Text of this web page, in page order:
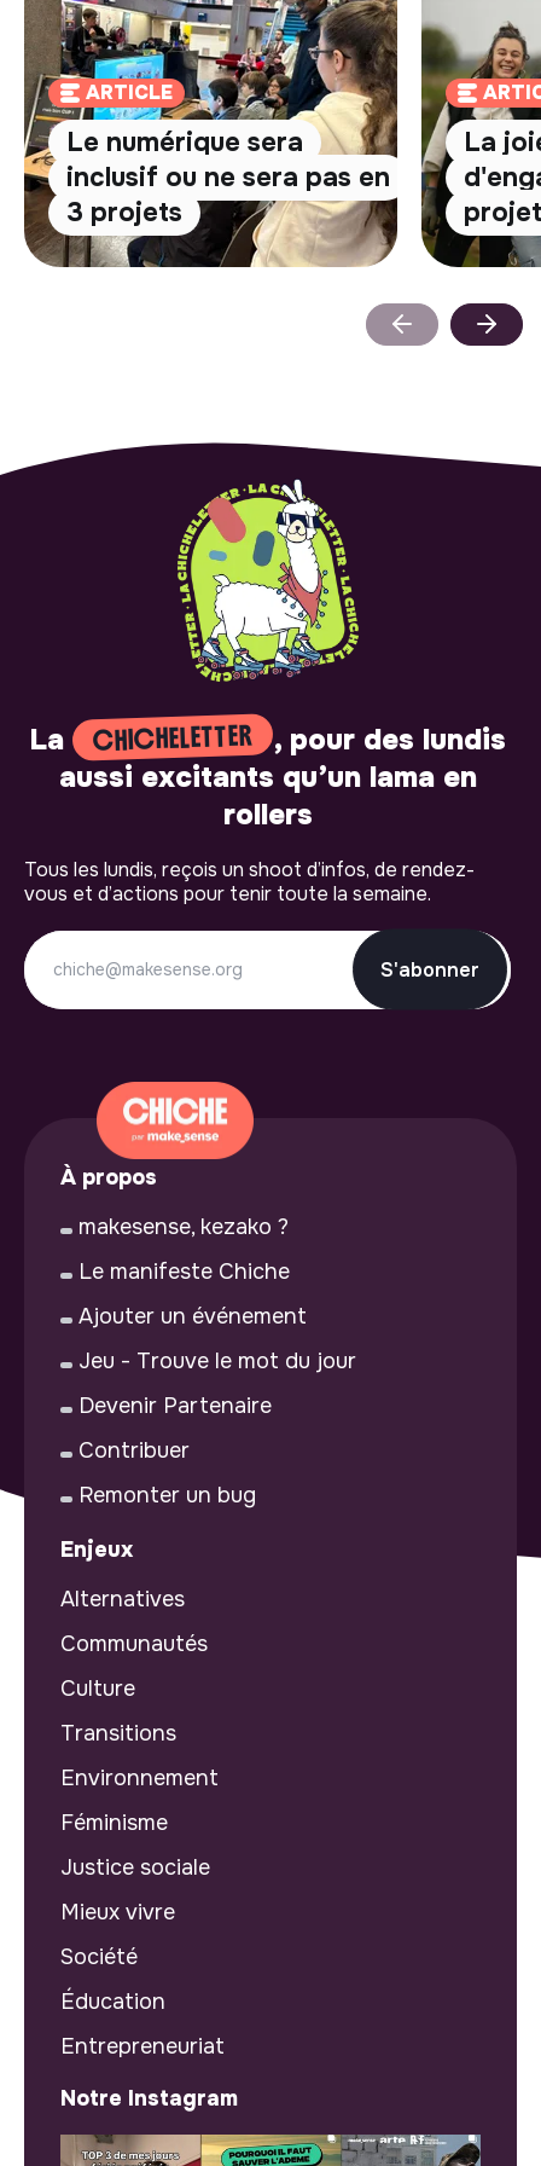
ARTICLE
Le numérique sera
inclusif ou ne sera pas en
3 projets
La
La CHICHELETTER
, pour des lundis
aussi excitants qu’un lama en
rollers
Tous les lundis, reçois un shoot d’infos, de rendez-
vous et d’actions pour tenir toute la semaine.
S'abonner
À propos
makesense, kezako ?
Le manifeste Chiche
Ajouter un événement
Jeu - Trouve le mot du jour
Devenir Partenaire
Contribuer
Remonter un bug
Enjeux
Alternatives
Communautés
Culture
Transitions
Environnement
Féminisme
Justice sociale
Mieux vivre
Société
Éducation
Entrepreneuriat
Notre Instagram